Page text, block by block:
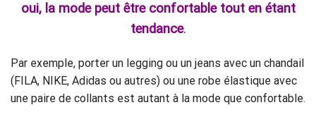
oui, la mode peut être confortable tout en étant
tendance.
Par exemple, porter un legging ou un jeans avec un chandail
(FILA, NIKE, Adidas ou autres) ou une robe élastique avec
une paire de collants est autant à la mode que confortable.